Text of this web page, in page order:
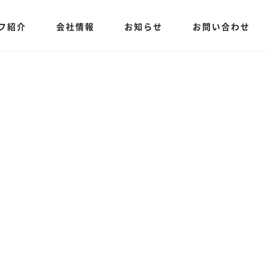
紹介 会社情報 お知らせ お問い合わせ